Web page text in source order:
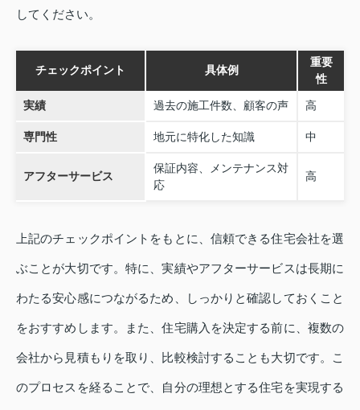
してください。
チェックポイント 具体例
重要
性
実績 過去の施工件数、顧客の声 高
専門性 地元に特化した知識 中
アフターサービス
保証内容、メンテナンス対
応
高
上記のチェックポイントをもとに、信頼できる住宅会社を選
ぶことが大切です。特に、実績やアフターサービスは長期に
わたる安心感につながるため、しっかりと確認しておくこと
をおすすめします。また、住宅購入を決定する前に、複数の
会社から見積もりを取り、比較検討することも大切です。こ
のプロセスを経ることで、自分の理想とする住宅を実現する